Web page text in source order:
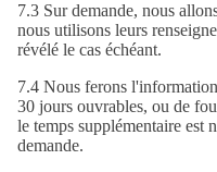
7.3 Sur demande, nous
nous utilisons leurs
révélé le cas échéant.
7.4 Nous ferons
30 jours ouvrables, ou de
le temps supplémentaire est
demande.